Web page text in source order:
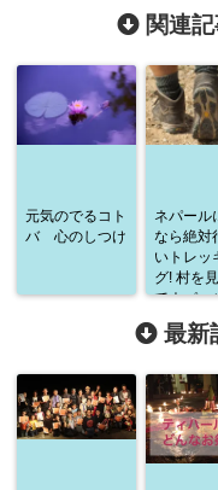
関連記
元気のでるコト
バ 心のしつけ
ネパール
なら絶対
いトレッ
グ! 村を
てネパー
ることな
最新